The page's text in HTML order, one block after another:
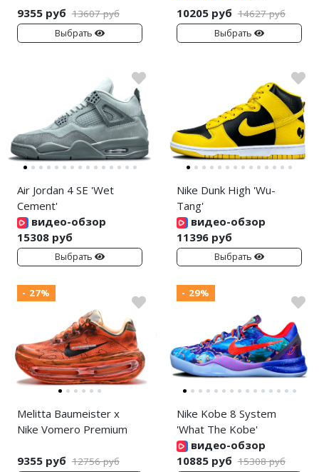
9355 руб 13607 руб
Выбрать
10205 руб 14627 руб
Выбрать
Air Jordan 4 SE 'Wet
Cement'
видео-обзор
15308 руб
Выбрать
Nike Dunk High 'Wu-
Tang'
видео-обзор
11396 руб
Выбрать
- 27%
Melitta Baumeister x
Nike Vomero Premium
9355 руб 12756 руб
- 29%
Nike Kobe 8 System
'What The Kobe'
видео-обзор
10885 руб 15308 руб